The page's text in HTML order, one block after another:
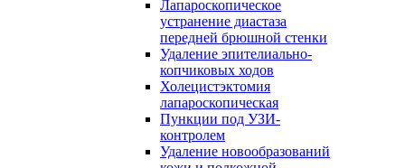
Лапароскопическое
устранение диастаза
передней брюшной стенки
Удаление эпителиально-
копчиковых ходов
Холецистэктомия
лапароскопическая
Пункции под УЗИ-
контролем
Удаление новообразований